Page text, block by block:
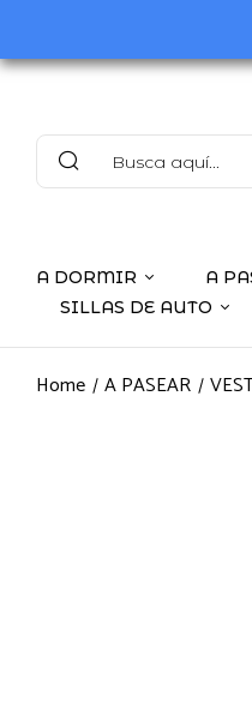
A DORMIR A
SILLAS DE AUTO
Home A PASEAR